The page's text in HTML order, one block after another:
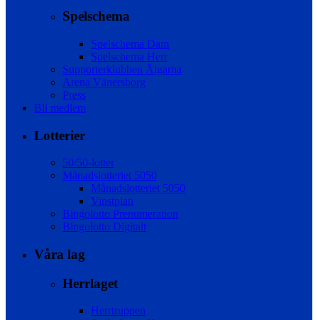
Spelschema
Spelschema Dam
Spelschema Herr
Supporterklubben Älgarna
Arena Vänersborg
Press
Bli medlem
Lotterier
50/50-lotter
Månadslotteriet 5050
Månadslotteriet 5050
Vinstplan
Bingolotto Prenumeration
Bingolotto Digitalt
Våra lag
Herrlaget
Herrtruppen